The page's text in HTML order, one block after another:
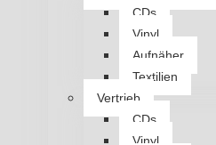
CDs
Vinyl
Aufnäher
Textilien
Vertrieb
CDs
Vinyl